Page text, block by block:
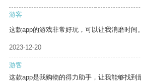
游客
这款app的游戏非常好玩，可以让我消磨时间。
2023-12-20
游客
这款app是我购物的得力助手，让我能够找到